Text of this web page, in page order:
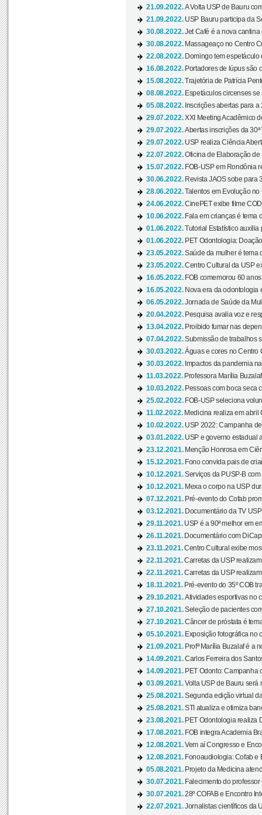
21.09.2022.A Volta USP de Bauru
21.09.2022. USP Bauru participa da
30.08.2022.Jet Café é a nova
30.08.2022. Massageaço no Centro
22.08.2022. Domingo tem espetáculo
16.08.2022. Portadores de lúpus são
15.08.2022.Trajetória de Patrícia
08.08.2022. Espetáculos circenses
05.08.2022. Inscrições abertas para a
29.07.2022.XXI Meeting Acadêmico
29.07.2022.Abertas inscrições da 30ª
29.07.2022. USP realiza Ciência
22.07.2022.Oficina de Elaboração de
15.07.2022. FOB-USP em Rondônia
30.06.2022. Revista JAOS sobe para
28.06.2022.Talentos em Evolução no
24.06.2022.CinePET exibe filme
10.06.2022. Fala em crianças é tema
01.06.2022.Tutorial Estatístico auxilia
01.06.2022. PET Odontologia:
23.05.2022.Saúde da mulher é tema
23.05.2022.Centro Cultural da USP
16.05.2022. FOB comemorou 60
16.05.2022. Nova era da odontologia
06.05.2022.Jornada de Saúde da
20.04.2022. Pesquisa avalia voz e
13.04.2022. Proibido fumar nas
07.04.2022.Submissão de trabalhos
30.03.2022.Águas e cores no Centro
30.03.2022. Impactos da pandemia
11.03.2022. Professora Marília
10.03.2022. Pessoas com boca seca
25.02.2022. FOB-USP seleciona
11.02.2022. Medicina realiza em abril
10.02.2022. USP 2022: Campanha
03.01.2022. USP e governo estadual
23.12.2021. Menção Honrosa em
15.12.2021. Fono convida pais de
10.12.2021.Serviços da PUSP-B
10.12.2021. Mexa o corpo na USP
07.12.2021. Pré-evento do Cofab
03.12.2021. Documentário da TV
29.11.2021. USP é a 90ª melhor em
26.11.2021. Documentário com
23.11.2021.Centro Cultural exibe
22.11.2021.Carretas da USP
22.11.2021.Carretas da USP
18.11.2021. Pré-evento do 35º COB
29.10.2021.Atividades esportivas no
27.10.2021.Seleção de pacientes
27.10.2021.Câncer de próstata é
05.10.2021. Exposição fotográfica no
21.09.2021. Profª Marília Buzalaf é a
14.09.2021.Carlos Ferreira dos
14.09.2021. PET Odonto: Campanha
03.09.2021.Volta USP de Bauru será
25.08.2021.Segunda edição virtual
25.08.2021.STI atualiza e otimiza
23.08.2021. PET Odontologia realiza
17.08.2021. FOB integra Academia
12.08.2021.Vem aí Congresso e
12.08.2021. Fonoaudiologia: Cofab e
05.08.2021. Projeto da Medicina
30.07.2021. Falecimento do
30.07.2021.28º COFAB e Encontro
22.07.2021.Jornalistas científicos da